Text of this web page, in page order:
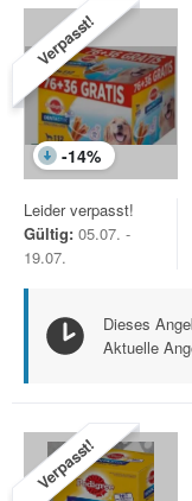
Verpasst!
-14%
Leider verpasst!
Gültig: 05.07. -
19.07.
Dieses
Aktuelle
Verpasst!